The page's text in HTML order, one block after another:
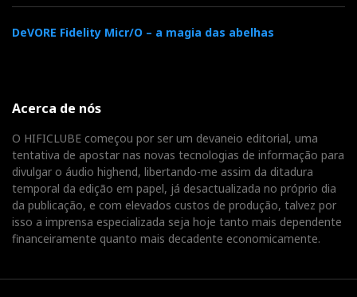
DeVORE Fidelity Micr/O – a magia das abelhas
Acerca de nós
O HIFICLUBE começou por ser um devaneio editorial, uma
tentativa de apostar nas novas tecnologias de informação para
divulgar o áudio highend, libertando-me assim da ditadura
temporal da edição em papel, já desactualizada no próprio dia
da publicação, e com elevados custos de produção, talvez por
isso a imprensa especializada seja hoje tanto mais dependente
financeiramente quanto mais decadente economicamente.